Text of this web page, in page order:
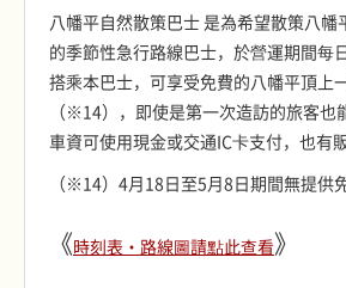
八幡平自然散策巴士 是為希望散策八幡
的季節性急行路線巴士，於營運期間每
搭乘本巴士，可享受免費的八幡平頂上
（※14），即使是第一次造訪的旅客也
車資可使用現金或交通IC卡支付，也有
（※14）4月18日至5月8日期間無提供
《時刻表・路線圖請點此查看》